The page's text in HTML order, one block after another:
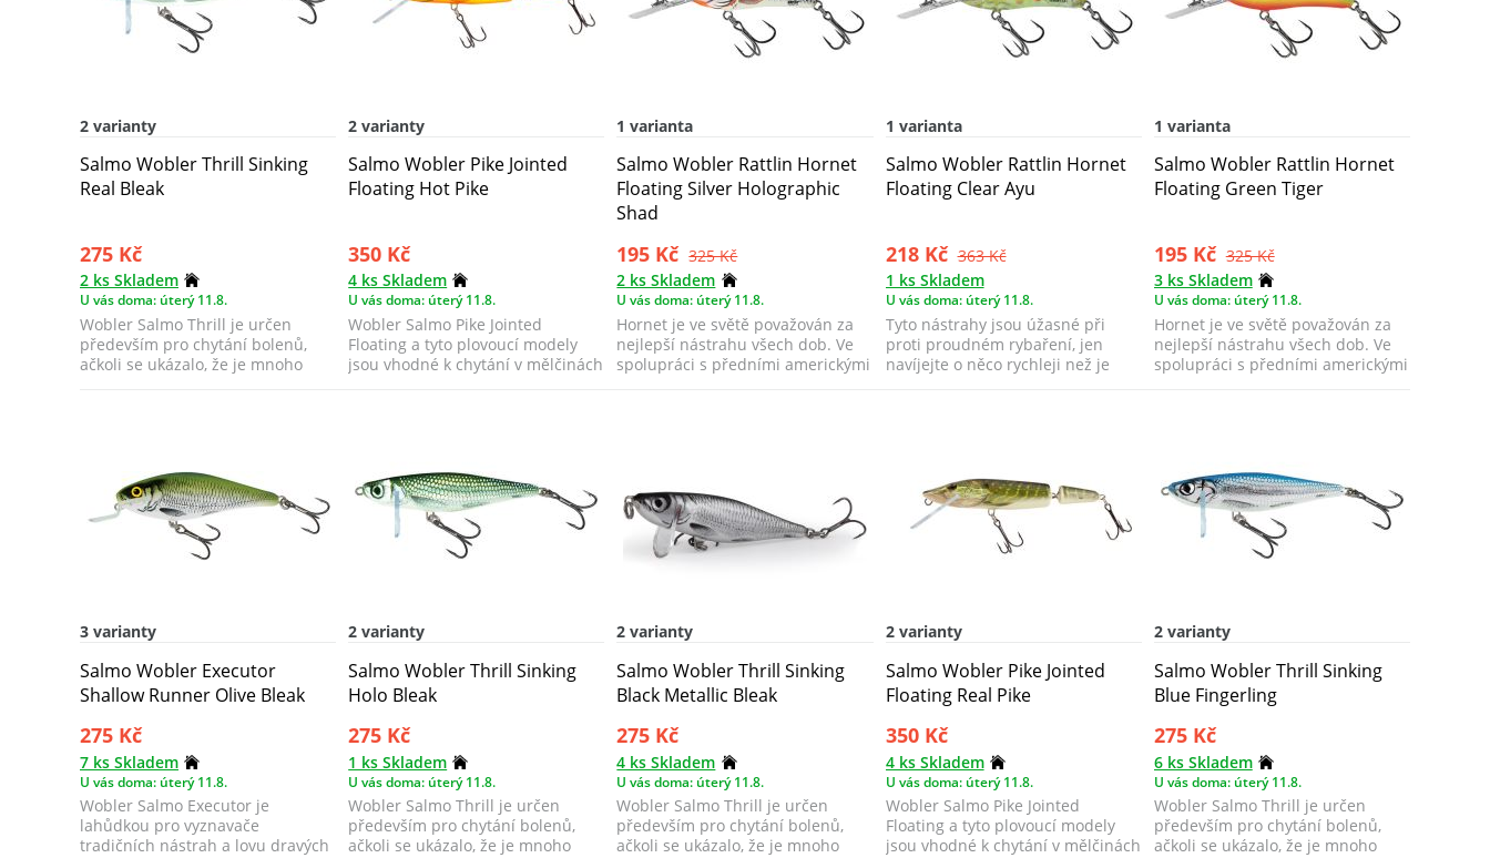
2 varianty
Salmo Wobler Thrill Sinking
Real Bleak
275 Kč
2 ks Skladem
U vás doma: úterý 11.8.
Wobler Salmo Thrill je určen
především pro chytání bolenů,
ačkoli se ukázalo, že je mnoho
2 varianty
Salmo Wobler Pike Jointed
Floating Hot Pike
350 Kč
4 ks Skladem
U vás doma: úterý 11.8.
Wobler Salmo Pike Jointed
Floating a tyto plovoucí modely
jsou vhodné k chytání v mělčinách
1 varianta
Salmo Wobler Rattlin Hornet
Floating Silver Holographic
Shad
195 Kč 325 Kč
2 ks Skladem
U vás doma: úterý 11.8.
Hornet je ve světě považován za
nejlepší nástrahu všech dob. Ve
spolupráci s předními americkými
1 varianta
Salmo Wobler Rattlin Hornet
Floating Clear Ayu
218 Kč 363 Kč
1 ks Skladem
U vás doma: úterý 11.8.
Tyto nástrahy jsou úžasné při
proti proudném rybaření, jen
navíjejte o něco rychleji než je
1 varianta
Salmo Wobler Rattlin Hornet
Floating Green Tiger
195 Kč 325 Kč
3 ks Skladem
U vás doma: úterý 11.8.
Hornet je ve světě považován za
nejlepší nástrahu všech dob. Ve
spolupráci s předními americkými
3 varianty
Salmo Wobler Executor
Shallow Runner Olive Bleak
275 Kč
7 ks Skladem
U vás doma: úterý 11.8.
Wobler Salmo Executor je
lahůdkou pro vyznavače
tradičních nástrah a lovu dravých
2 varianty
Salmo Wobler Thrill Sinking
Holo Bleak
275 Kč
1 ks Skladem
U vás doma: úterý 11.8.
Wobler Salmo Thrill je určen
především pro chytání bolenů,
ačkoli se ukázalo, že je mnoho
2 varianty
Salmo Wobler Thrill Sinking
Black Metallic Bleak
275 Kč
4 ks Skladem
U vás doma: úterý 11.8.
Wobler Salmo Thrill je určen
především pro chytání bolenů,
ačkoli se ukázalo, že je mnoho
2 varianty
Salmo Wobler Pike Jointed
Floating Real Pike
350 Kč
4 ks Skladem
U vás doma: úterý 11.8.
Wobler Salmo Pike Jointed
Floating a tyto plovoucí modely
jsou vhodné k chytání v mělčinách
2 varianty
Salmo Wobler Thrill Sinking
Blue Fingerling
275 Kč
6 ks Skladem
U vás doma: úterý 11.8.
Wobler Salmo Thrill je určen
především pro chytání bolenů,
ačkoli se ukázalo, že je mnoho